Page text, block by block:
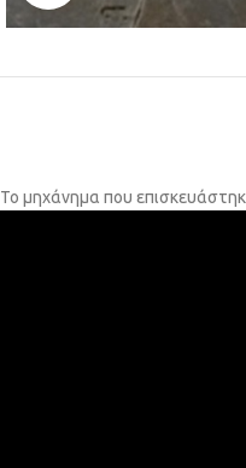
Το μηχάνημα που